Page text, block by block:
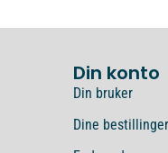
Din konto
Din bruker
Dine bestillinger